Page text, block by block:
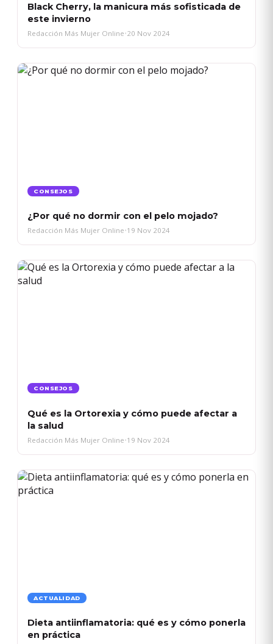
Black Cherry, la manicura más sofisticada de
este invierno
Redacción Más Mujer Online•20 Nov 2024
CONSEJOS
¿Por qué no dormir con el pelo mojado?
Redacción Más Mujer Online•19 Nov 2024
CONSEJOS
Qué es la Ortorexia y cómo puede afectar a
la salud
Redacción Más Mujer Online•19 Nov 2024
ACTUALIDAD
Dieta antiinflamatoria: qué es y cómo ponerla
en práctica